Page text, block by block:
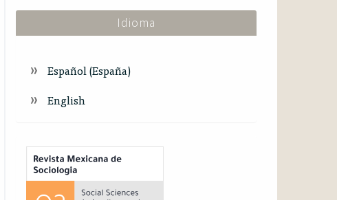
Idioma
Español (España)
English
Index